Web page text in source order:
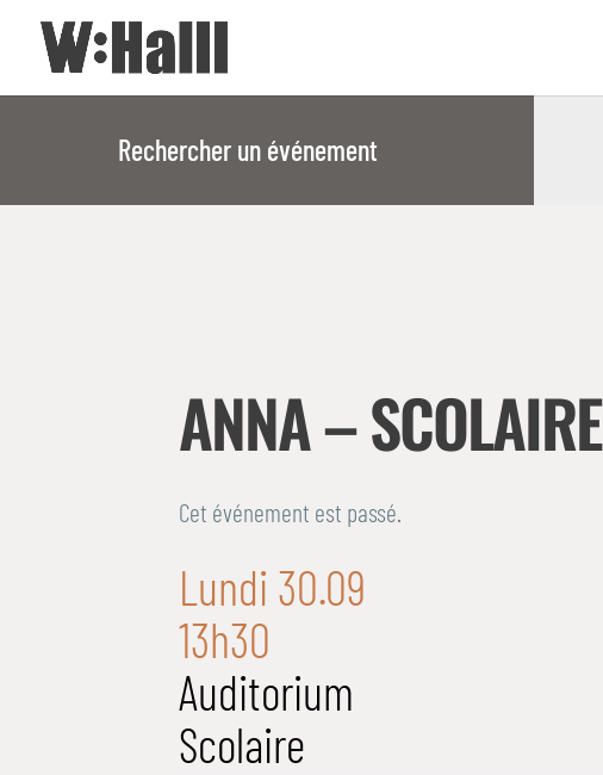
Rechercher un événement
ANNA – SCOLAIRE
Cet événement est passé.
Lundi 30.09
13h30
Auditorium
Scolaire